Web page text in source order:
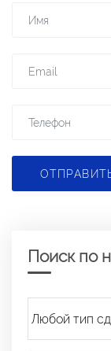
Поиск по